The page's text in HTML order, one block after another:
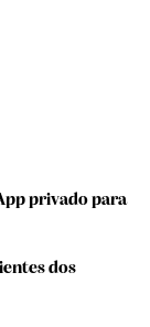
privado para
dos